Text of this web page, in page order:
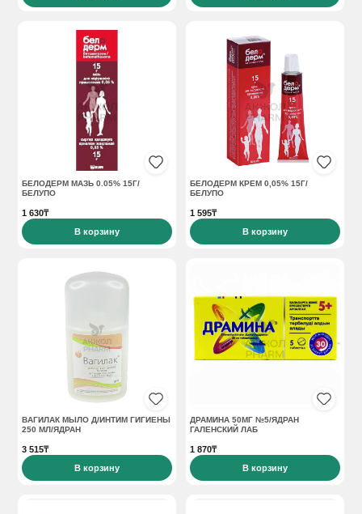
БЕЛОДЕРМ МАЗЬ 0.05% 15Г/
БЕЛУПО
1 630₸
В корзину
БЕЛОДЕРМ КРЕМ 0,05% 15Г/
БЕЛУПО
1 595₸
В корзину
ВАГИЛАК МЫЛО Д/ИНТИМ ГИГИЕНЫ
250 МЛ/ЯДРАН
3 515₸
В корзину
ДРАМИНА 50МГ №5/ЯДРАН
ГАЛЕНСКИЙ ЛАБ
1 870₸
В корзину